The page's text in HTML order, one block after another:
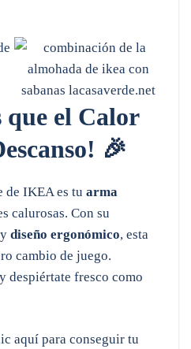
que el Calor
🎉
de IKEA es tu arma
calurosas. Con su
y diseño ergonómico, esta
cambio de juego.
despiértate fresco como
aquí para conseguir tu